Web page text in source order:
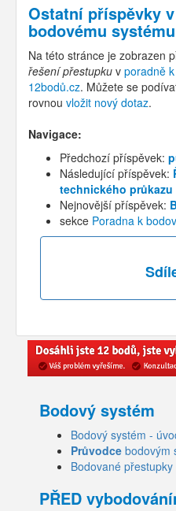
Ostatní příspěvky v
bodovému systému
Na této stránce je zobrazen
řešení přestupku v poradně
12bodů.cz. Můžete se
rovnou vložit nový dotaz.
Navigace:
Předchozí příspěvek:
Následující příspěvek:
technického průkazu
Nejnovější příspěvek:
sekce Poradna k
Bodový systém
Bodový systém -
Průvodce bodovým
Bodované přestupky
PŘED